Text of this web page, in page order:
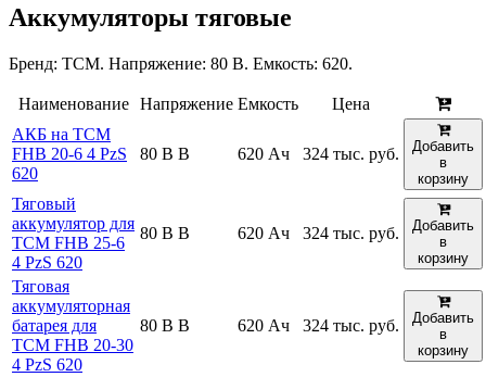
Аккумуляторы тяговые
Бренд: TCM. Напряжение: 80 В. Емкость: 620.
Наименование Напряжение Емкость
Цена
АКБ на TCM
FHB 20-6 4 PzS
620
80 В В 620 Ач 324 тыс. руб.
Добавить
в
корзину
Тяговый
аккумулятор для
TCM FHB 25-6
4 PzS 620
80 В В 620 Ач 324 тыс. руб.
Добавить
в
корзину
Тяговая
аккумуляторная
батарея для
TCM FHB 20-30
4 PzS 620
80 В В 620 Ач 324 тыс. руб.
Добавить
в
корзину